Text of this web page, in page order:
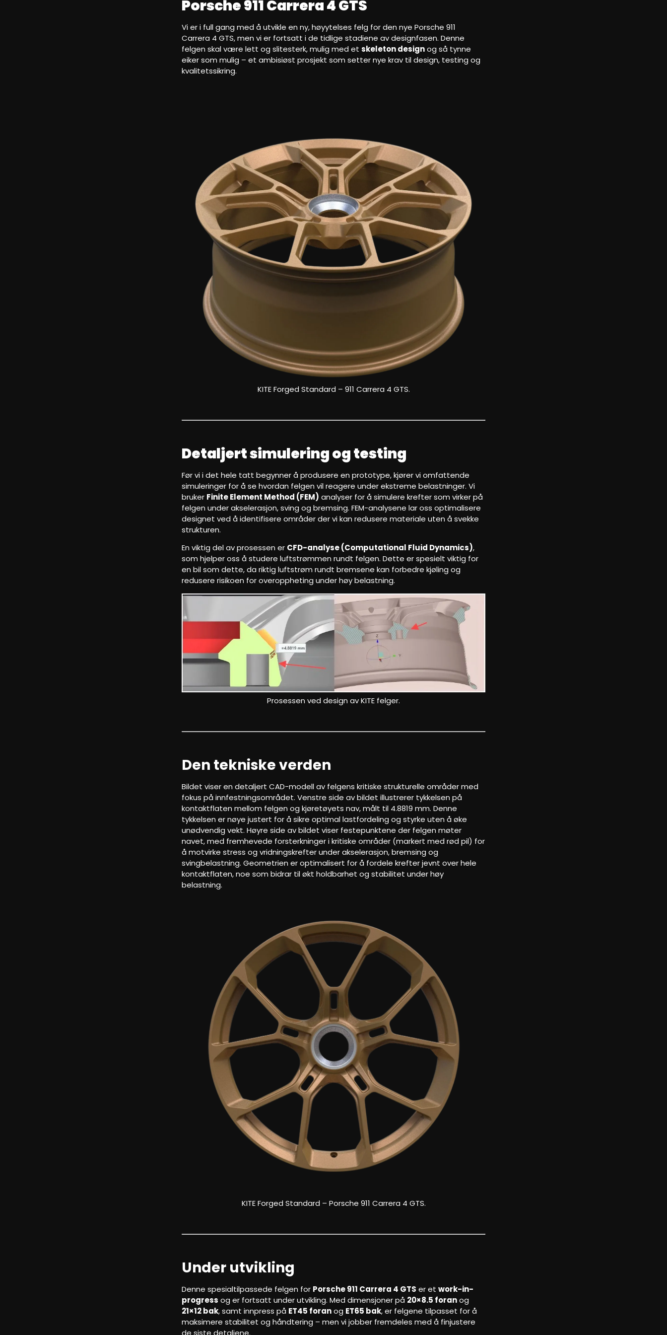
Porsche 911 Carrera 4 GTS
Vi er i full gang med å utvikle en ny, høyytelses felg for den nye Porsche 911
Carrera 4 GTS, men vi er fortsatt i de tidlige stadiene av designfasen. Denne
felgen skal være lett og slitesterk, mulig med et skeleton designog så tynne
eiker som mulig – et ambisiøst prosjekt som setter nye krav til design, testing og
kvalitetssikring.
KITE Forged Standard – 911 Carrera 4 GTS.
Detaljert simulering og testing
Før vi i det hele tatt begynner å produsere en prototype, kjører vi omfattende
simuleringer for å se hvordan felgen vil reagere under ekstreme belastninger. Vi
bruker Finite Element Method (FEM) analyser for å simulere krefter som virker på
felgen under akselerasjon, sving og bremsing. FEM-analysene lar oss optimalisere
designet ved å identifisere områder der vi kan redusere materiale uten å svekke
strukturen.
En viktig del av prosessen er CFD-analyse (Computational Fluid Dynamics),
som hjelper oss å studere luftstrømmen rundt felgen. Dette er spesielt viktig for
en bil som dette, da riktig luftstrøm rundt bremsene kan forbedre kjøling og
redusere risikoen for overoppheting under høy belastning.
Prosessen ved design av KITE felger.
Den tekniske verden
Bildet viser en detaljert CAD-modell av felgens kritiske strukturelle områder med
fokus på innfestningsområdet. Venstre side av bildet illustrerer tykkelsen på
kontaktflaten mellom felgen og kjøretøyets nav, målt til 4.8819 mm. Denne
tykkelsen er nøye justert for å sikre optimal lastfordeling og styrke uten å øke
unødvendig vekt. Høyre side av bildet viser festepunktene der felgen møter
navet, med fremhevede forsterkninger i kritiske områder (markert med rød pil) for
å motvirke stress og vridningskrefter under akselerasjon, bremsing og
svingbelastning. Geometrien er optimalisert for å fordele krefter jevnt over hele
kontaktflaten, noe som bidrar til økt holdbarhet og stabilitet under høy
belastning.
KITE Forged Standard – Porsche 911 Carrera 4 GTS.
Under utvikling
Denne spesialtilpassede felgen for Porsche 911 Carrera 4 GTS er et work-in-
progress og er fortsatt under utvikling. Med dimensjoner på 20×8.5 foranog
21×12 bak, samt innpress på ET45 foranog ET65 bak, er felgene tilpasset for å
maksimere stabilitet og håndtering – men vi jobber fremdeles med å finjustere
de siste detaljene.